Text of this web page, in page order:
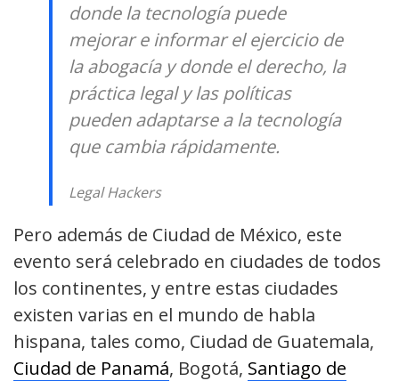
donde la tecnología puede
mejorar e informar el ejercicio de
la abogacía y donde el derecho, la
práctica legal y las políticas
pueden adaptarse a la tecnología
que cambia rápidamente.
Legal Hackers
Pero además de Ciudad de México, este
evento será celebrado en ciudades de todos
los continentes, y entre estas ciudades
existen varias en el mundo de habla
hispana, tales como, Ciudad de Guatemala,
Ciudad de Panamá, Bogotá, Santiago de